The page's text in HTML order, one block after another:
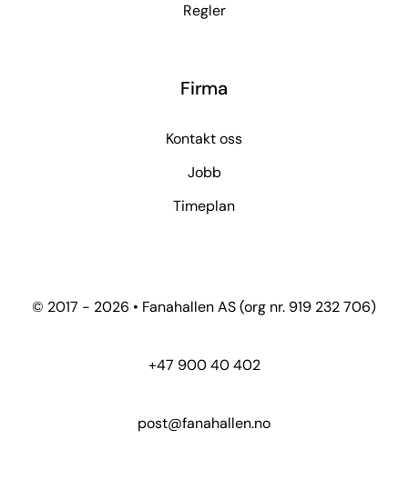
Regler
Firma
Kontakt oss
Jobb
Timeplan
© 2017 - 2026 • Fanahallen AS (org nr. 919 232 706)
+47 900 40 402
post@fanahallen.no